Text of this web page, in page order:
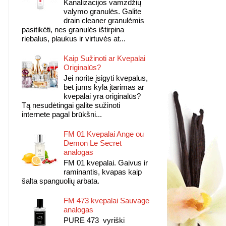
Kanalizacijos vamzdžių
valymo granulės. Galite
drain cleaner granulėmis
pasitikėti, nes granulės ištirpina
riebalus, plaukus ir virtuvės at...
Kaip Sužinoti ar Kvepalai
Originalūs?
Jei norite įsigyti kvepalus,
bet jums kyla įtarimas ar
kvepalai yra originalūs?
Tą nesudėtingai galite sužinoti
internete pagal brūkšni...
FM 01 Kvepalai Ange ou
Demon Le Secret
analogas
FM 01 kvepalai. Gaivus ir
raminantis, kvapas kaip
šalta spanguolių arbata.
FM 473 kvepalai Sauvage
analogas
PURE 473 vyriški